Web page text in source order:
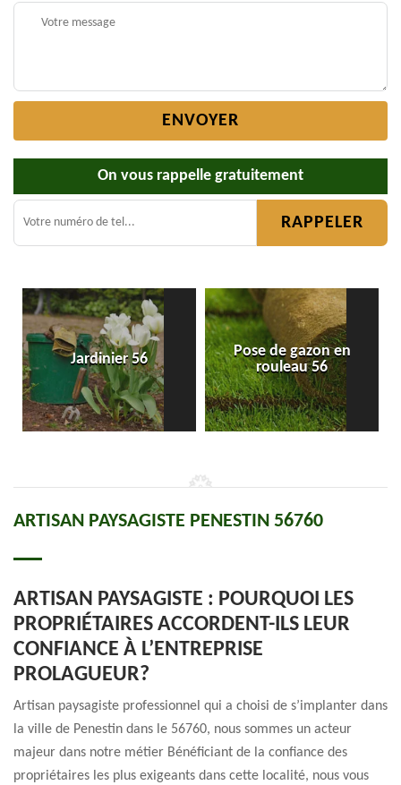
On vous rappelle gratuitement
Jardinier 56
Pose de gazon en
rouleau 56
ARTISAN PAYSAGISTE PENESTIN 56760
ARTISAN PAYSAGISTE : POURQUOI LES
PROPRIÉTAIRES ACCORDENT-ILS LEUR
CONFIANCE À L’ENTREPRISE
PROLAGUEUR?
Artisan paysagiste professionnel qui a choisi de s’implanter dans
la ville de Penestin dans le 56760, nous sommes un acteur
majeur dans notre métier Bénéficiant de la confiance des
propriétaires les plus exigeants dans cette localité, nous vous